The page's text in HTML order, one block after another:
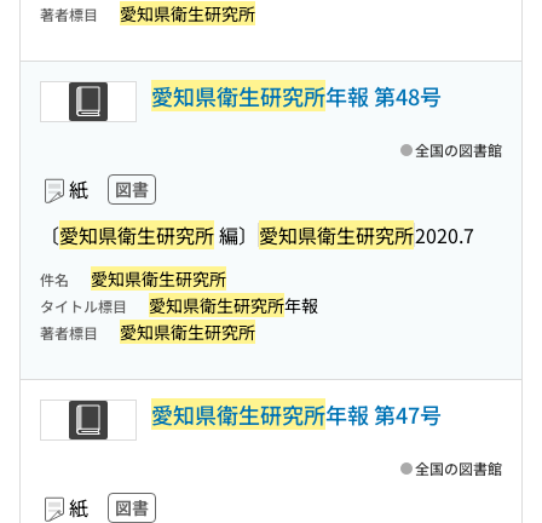
著者標目 愛知県衛生研究所
愛知県衛生研究所年報 第48号
紙 図書
〔愛知県衛生研究所編〕 愛知県衛生研究所2020.7
全国の図書館
件名 愛知県衛生研究所
タイトル標目 愛知県衛生研究所年報
著者標目 愛知県衛生研究所
愛知県衛生研究所年報 第47号
紙 図書
全国の図書館